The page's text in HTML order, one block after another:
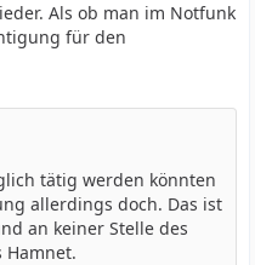
Als ob man im Notfunk
für den
tätig werden könnten
allerdings doch. Das ist
an keiner Stelle des
Hamnet.